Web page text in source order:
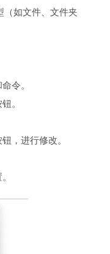
（如文件、文件夹
令。
。
，进行修改。